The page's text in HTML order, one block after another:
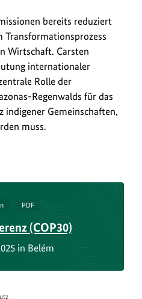
bereits reduziert
Wirtschaft. Carsten
internationaler
Rolle der
Regenwalds für das
indigener Gemeinschaften,
muss.
PDF
(COP30)
in Belém